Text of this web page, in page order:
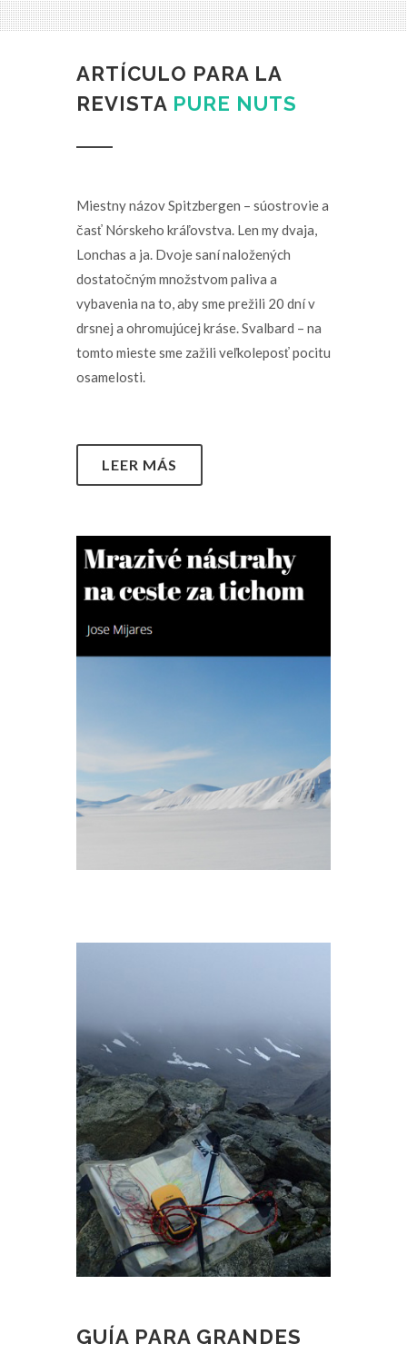
ARTÍCULO PARA LA
REVISTA PURE NUTS
Miestny názov Spitzbergen – súostrovie a
časť Nórskeho kráľovstva. Len my dvaja,
Lonchas a ja. Dvoje saní naložených
dostatočným množstvom paliva a
vybavenia na to, aby sme prežili 20 dní v
drsnej a ohromujúcej kráse. Svalbard – na
tomto mieste sme zažili veľkoleposť pocitu
osamelosti.
LEER MÁS
GUÍA PARA GRANDES